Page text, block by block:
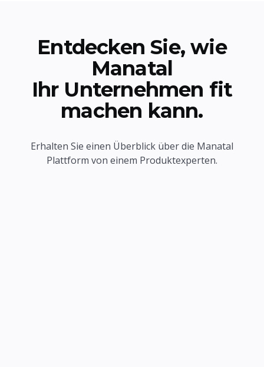
Entdecken Sie, wie
Manatal
Ihr Unternehmen fit
machen kann.
Erhalten Sie einen Überblick über die Manatal
Plattform von einem Produktexperten.